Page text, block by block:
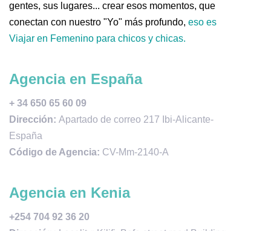
gentes, sus lugares... crear esos momentos, que
conectan con nuestro "Yo" más profundo, eso es
Viajar en Femenino para chicos y chicas.
Agencia en España
+ 34 650 65 60 09
Dirección: Apartado de correo 217 Ibi-Alicante-
España
Código de Agencia: CV-Mm-2140-A
Agencia en Kenia
+254 704 92 36 20